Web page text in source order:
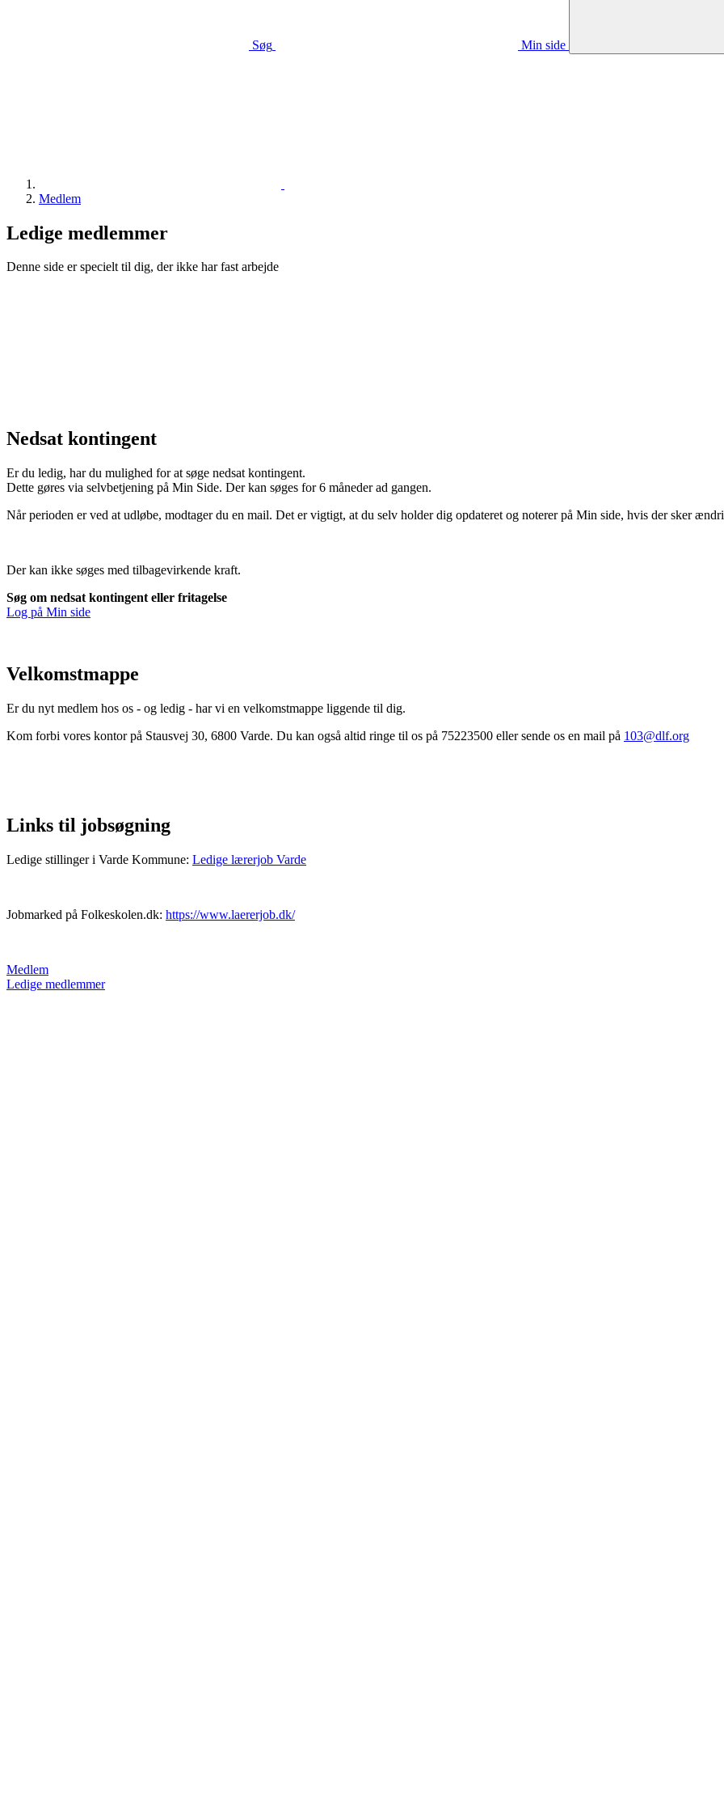
Søg Min side
Medlem
Ledige medlemmer
Denne side er specielt til dig, der ikke har fast arbejde
Nedsat kontingent
Er du ledig, har du mulighed for at søge nedsat kontingent.
Dette gøres via selvbetjening på Min Side. Der kan søges for 6 måneder ad gangen.
Når perioden er ved at udløbe, modtager du en mail. Det er vigtigt, at du selv holder dig opdateret og noterer på Min side, hvis der sker
Der kan ikke søges med tilbagevirkende kraft.
Søg om nedsat kontingent eller fritagelse
Log på Min side
Velkomstmappe
Er du nyt medlem hos os - og ledig - har vi en velkomstmappe liggende til dig.
Kom forbi vores kontor på Stausvej 30, 6800 Varde. Du kan også altid ringe til os på 75223500 eller sende os en mail på 103@dlf.org
Links til jobsøgning
Ledige stillinger i Varde Kommune: Ledige lærerjob Varde
Jobmarked på Folkeskolen.dk: https://www.laererjob.dk/
Medlem
Ledige medlemmer